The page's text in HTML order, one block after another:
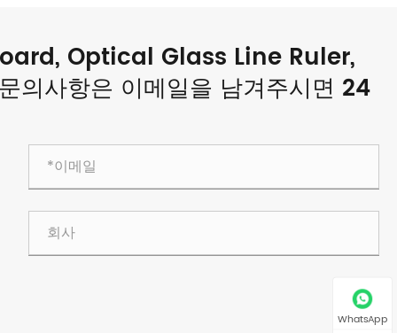
Optical Glass Line Ruler,
사항은 이메일을 남겨주시면 24
WhatsApp